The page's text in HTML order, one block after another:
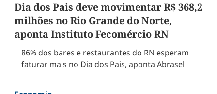
Dia dos Pais deve movimentar R$ 368,2
milhões no Rio Grande do Norte,
aponta Instituto Fecomércio RN
86% dos bares e restaurantes do RN esperam
faturar mais no Dia dos Pais, aponta Abrasel